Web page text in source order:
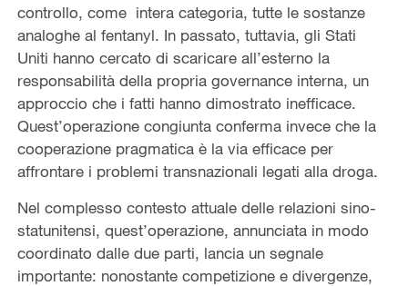
controllo, comeintera categoria, tutte le sostanze
analoghe al fentanyl. In passato, tuttavia, gli Stati
Uniti hanno cercato di scaricare all’esterno la
responsabilità della propria governance interna, un
approccio che i fatti hanno dimostrato inefficace.
Quest’operazione congiunta conferma invece che la
cooperazione pragmatica è la via efficace per
affrontare i problemi transnazionali legati alla droga.
Nel complesso contesto attuale delle relazioni sino-
statunitensi, quest’operazione, annunciata in modo
coordinato dalle due parti, lancia un segnale
importante: nonostante competizione e divergenze,